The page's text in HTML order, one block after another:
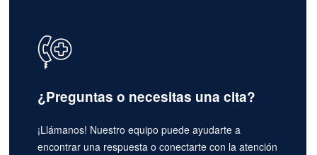
¿Preguntas o necesitas una cita?
¡Llámanos! Nuestro equipo puede ayudarte a
encontrar una respuesta o conectarte con la atención